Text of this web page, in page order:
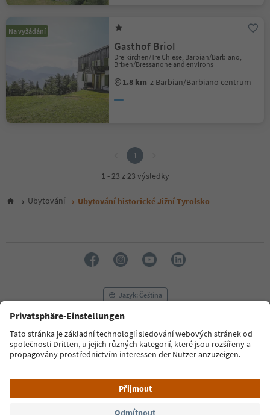
Na vyžádání
Gasthof Briol
Dreikirchen/Tre Chiese, Barbian/Barbiano,
Brixen/Bressanone and environs
1.8 km z Barbian/Barbiano centrum
1
1 - 23 z 23 výsledky
Ubytování Ubytování historické Jižní Tyrolsko
Jazyk: Čeština
FAQ Kontaktujte nás Tisk
MICE
Zásady ochrany osobních údajů
Podmínky a ujednání
Tiráž
Prohlášení o přístupnosti